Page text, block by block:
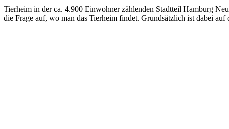
Tierheim in der ca. 4.900 Einwohner zählenden Stadtteil Hamburg
die Frage auf, wo man das Tierheim findet. Grundsätzlich ist dabei